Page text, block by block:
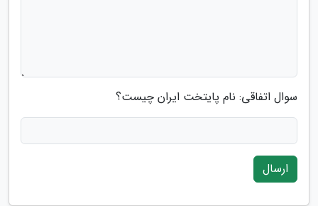
سوال اتفاقی: نام پایتخت ایران چیست؟
ارسال